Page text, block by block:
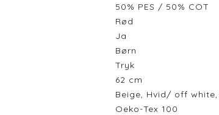
50% PES / 50% COT
Rød
Ja
Børn
Tryk
62 cm
Beige, Hvid/ off
Oeko-Tex 100